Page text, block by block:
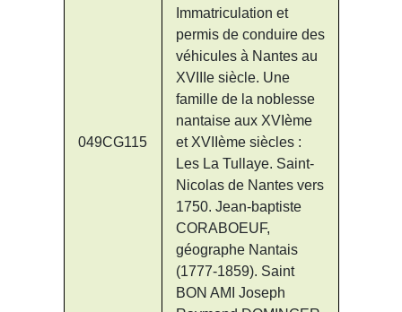
049CG115
Immatriculation et
permis de conduire des
véhicules à Nantes au
XVIIIe siècle. Une
famille de la noblesse
nantaise aux XVIème
et XVIIème siècles :
Les La Tullaye. Saint-
Nicolas de Nantes vers
1750. Jean-baptiste
CORABOEUF,
géographe Nantais
(1777-1859). Saint
BON AMI Joseph